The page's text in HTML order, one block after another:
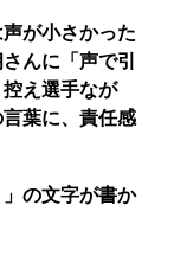
が小さかった
んに「声で引
え選手なが
葉に、責任感
の文字が書か